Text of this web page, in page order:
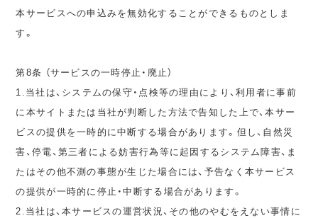
本サービスへの申込みを無効化することができるものとしま
す。
第8条 （サービスの一時停止・廃止）
1.当社は、システムの保守・点検等の理由により、利用者に事前
に本サイトまたは当社が判断した方法で告知した上で、本サー
ビスの提供を一時的に中断する場合があります。但し、自然災
害、停電、第三者による妨害行為等に起因するシステム障害、ま
たはその他不測の事態が生じた場合には、予告なく本サービス
の提供が一時的に停止・中断する場合があります。
2.当社は、本サービスの運営状況、その他のやむをえない事情に